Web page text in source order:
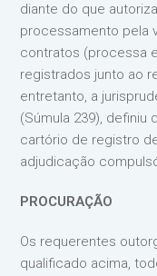
diante do que
processamento pela
contratos (processa
registrados junto ao
entretanto, a
(Súmula 239), definiu
cartório de registro
adjudicação
PROCURAÇÃO
Os requerentes
qualificado acima,